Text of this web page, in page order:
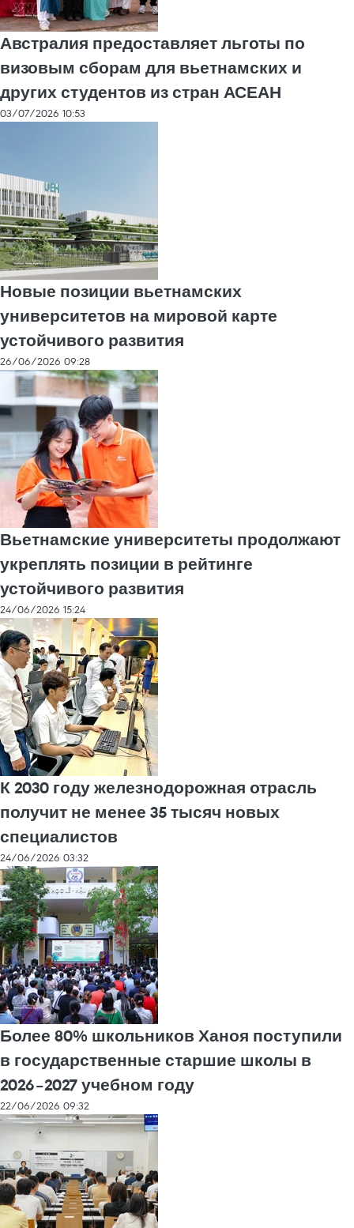
Австралия предоставляет льготы по
визовым сборам для вьетнамских и
других студентов из стран АСЕАН
03/07/2026 10:53
Новые позиции вьетнамских
университетов на мировой карте
устойчивого развития
26/06/2026 09:28
Вьетнамские университеты продолжают
укреплять позиции в рейтинге
устойчивого развития
24/06/2026 15:24
К 2030 году железнодорожная отрасль
получит не менее 35 тысяч новых
специалистов
24/06/2026 03:32
Более 80% школьников Ханоя поступили
в государственные старшие школы в
2026–2027 учебном году
22/06/2026 09:32